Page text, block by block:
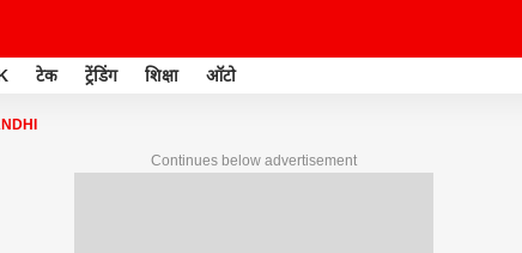
टेक ट्रेंडिंग शिक्षा ऑटो
Continues below advertisement